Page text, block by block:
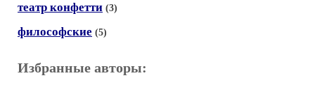
театр конфетти (3)
философские (5)
Избранные авторы: